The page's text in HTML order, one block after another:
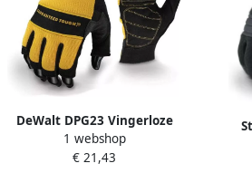
DeWalt DPG23 Vingerloze
Performance Handschoen |
Synthetisch Leer DPG23LEU
1 webshop
€ 21,43